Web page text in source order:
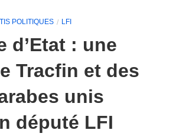
POLITIQUES LFI
d’Etat : une
Tracfin et des
unis
député LFI